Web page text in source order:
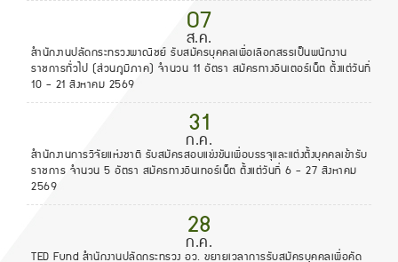
07
ส.ค.
สำนักงานปลัดกระทรวงพาณิชย์ รับสมัครบุคคลเพื่อเลือกสรรเป็นพนักงาน
ราชการทั่วไป (ส่วนภูมิภาค) จำนวน 11 อัตรา สมัครทางอินเตอร์เน็ต ตั้งแต่วันที่
10 - 21 สิงหาคม 2569
31
ก.ค.
สำนักงานการวิจัยแห่งชาติ รับสมัครสอบแข่งขันเพื่อบรรจุและแต่งตั้งบุคคลเข้ารับ
ราชการ จำนวน 5 อัตรา สมัครทางอินเทอร์เน็ต ตั้งแต่วันที่ 6 - 27 สิงหาคม
2569
28
ก.ค.
TED Fund สำนักงานปลัดกระทรวง อว. ขยายเวลาการรับสมัครบุคคลเพื่อคัด